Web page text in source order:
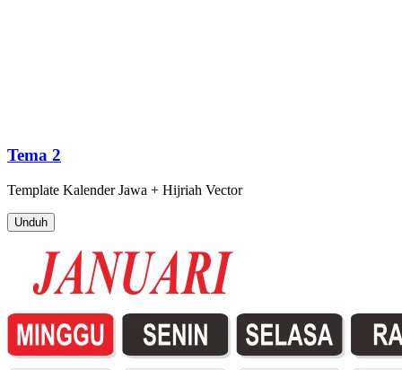
Tema 2
Template Kalender Jawa + Hijriah Vector
Unduh